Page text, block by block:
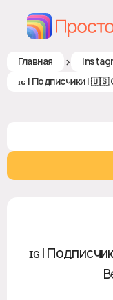
Главная >
ɪɢ | Подписчики | 🇺🇸
ɪɢ |